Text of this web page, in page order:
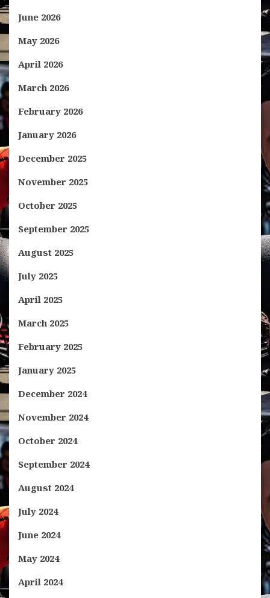
June 2026
May 2026
April 2026
March 2026
February 2026
January 2026
December 2025
November 2025
October 2025
September 2025
August 2025
July 2025
April 2025
March 2025
February 2025
January 2025
December 2024
November 2024
October 2024
September 2024
August 2024
July 2024
June 2024
May 2024
April 2024